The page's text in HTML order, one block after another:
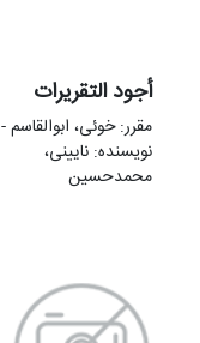
أجود التقریرات
مقرر: خوئی، ابوالقاسم -
نویسنده: نایینی،
محمدحسین